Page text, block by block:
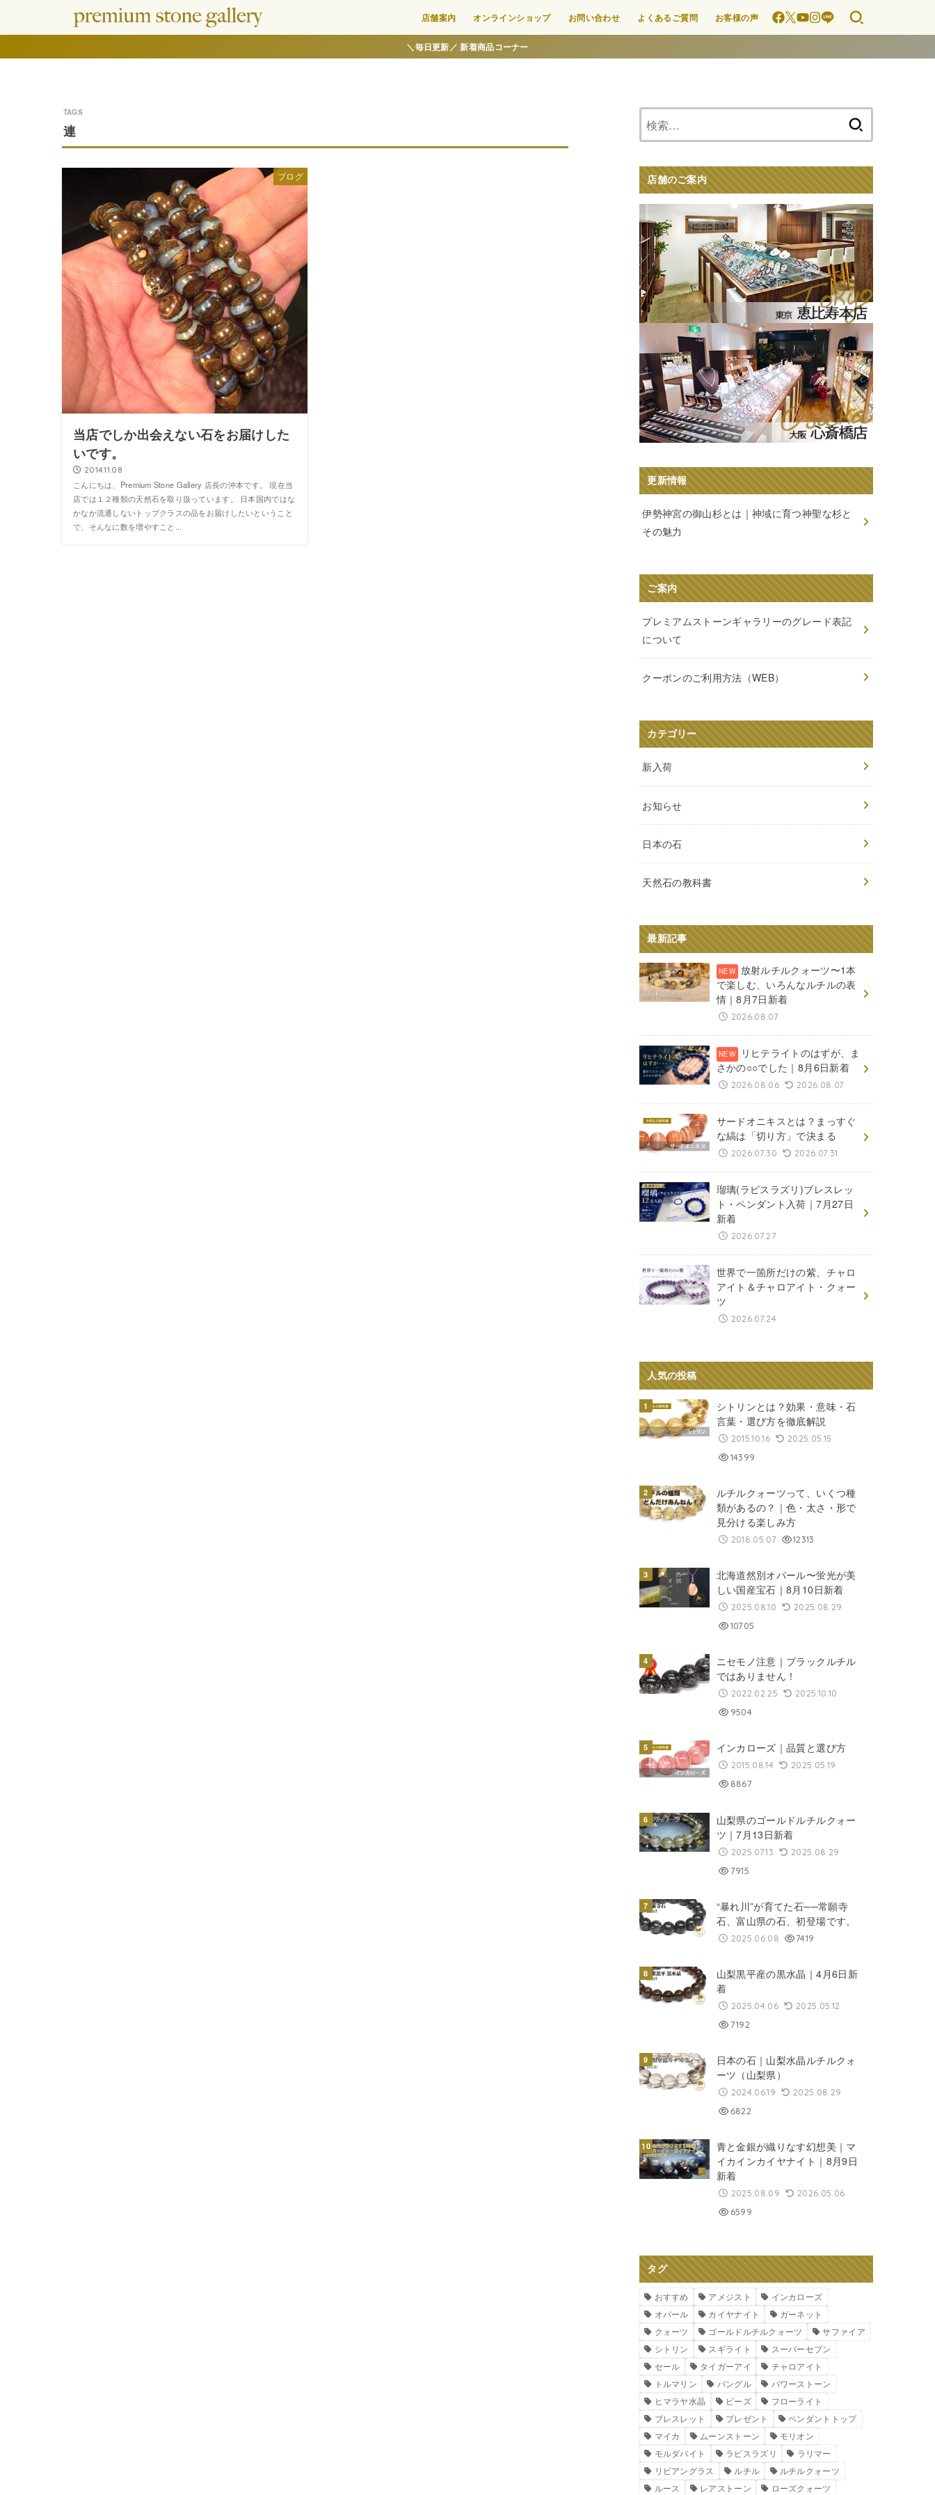
店舗案内 オンラインショップ お問い合わせ よくあるご質問 お客様の声
＼毎日更新／ 新着商品コーナー
連
ブログ
当店でしか出会えない石をお届けした
いです。
2014.11.08
こんにちは、Premium Stone Gallery 店長の沖本です。 現在当
店では１２種類の天然石を取り扱っています。 日本国内ではな
かなか流通しないトップクラスの品をお届けしたいということ
で、そんなに数を増やすこと...
店舗のご案内
更新情報
伊勢神宮の御山杉とは｜神域に育つ神聖な杉と
その魅力
ご案内
プレミアムストーンギャラリーのグレード表記
について
クーポンのご利用方法（WEB）
カテゴリー
新入荷
お知らせ
日本の石
天然石の教科書
最新記事
放射ルチルクォーツ〜1本
で楽しむ、いろんなルチルの表
情｜8月7日新着
2026.08.07
リヒテライトのはずが、ま
さかの○○でした｜8月6日新着
2026.08.06 2026.08.07
サードオニキスとは？まっすぐ
な縞は「切り方」で決まる
2026.07.30 2026.07.31
瑠璃(ラピスラズリ)ブレスレッ
ト・ペンダント入荷｜7月27日
新着
2026.07.27
世界で一箇所だけの紫、チャロ
アイト＆チャロアイト・クォー
ツ
2026.07.24
人気の投稿
シトリンとは？効果・意味・石
言葉・選び方を徹底解説
2015.10.16
2025.05.15
14399
ルチルクォーツって、いくつ種
類があるの？｜色・太さ・形で
見分ける楽しみ方
2018.05.07 12313
北海道然別オパール〜蛍光が美
しい国産宝石｜8月10日新着
2025.08.10
2025.08.29
10705
ニセモノ注意｜ブラックルチル
ではありません！
2022.02.25
2025.10.10
9504
インカローズ｜品質と選び方
2015.08.14
2025.05.19
8867
山梨県のゴールドルチルクォー
ツ｜7月13日新着
2025.07.13
2025.08.29
7915
“暴れ川”が育てた石──常願寺
石、富山県の石、初登場です。
2025.06.08 7419
山梨黒平産の黒水晶｜4月6日新
着
2025.04.06
2025.05.12
7192
日本の石｜山梨水晶ルチルクォ
ーツ（山梨県）
2024.06.19
2025.08.29
6822
青と金銀が織りなす幻想美｜マ
イカインカイヤナイト｜8月9日
新着
2025.08.09
2026.05.06
6599
タグ
おすすめ アメジスト
インカローズ
オパール
カイヤナイト
ガーネット
クォーツ
ゴールドルチルクォーツ
サファイア
シトリン
スギライト
スーパーセブン
セール
タイガーアイ
チャロアイト
トルマリン
バングル
パワーストーン
ヒマラヤ水晶
ビーズ
フローライト
ブレスレット
プレゼント
ペンダントトップ
マイカ
ムーンストーン
モリオン
モルダバイト
ラピスラズリ
ラリマー
リビアングラス
ルチル
ルチルクォーツ
ルース
レアストーン ローズクォーツ